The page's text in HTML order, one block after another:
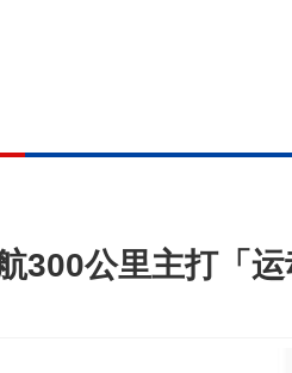
300公里主打「